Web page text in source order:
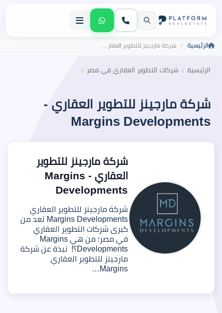
الرئيسية شركة مارجينز للتطوير العقاري - Margins Developments
الرئيسية › شركات التطوير العقاري في مصر ›
شركة مارجينز للتطوير العقاري -
Margins Developments
شركة مارجينز للتطوير
العقاري - Margins
Developments
شركة مارجينز للتطوير العقاري
Margins Developments تعد من
كبرى شركات التطوير العقاري
في مصر؛ من هي Margins
Developments؟! نبذة عن شركة
مارجينز للتطوير العقاري
Margins…